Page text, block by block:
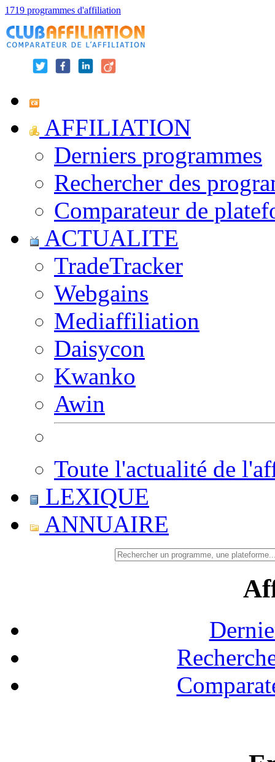
1719 programmes d'affiliation
AFFILIATION
Derniers programmes
Rechercher des
Comparateur de
ACTUALITE
TradeTracker
Webgains
Mediaffiliation
Daisycon
Kwanko
Awin
Toute l'actualité de
LEXIQUE
ANNUAIRE